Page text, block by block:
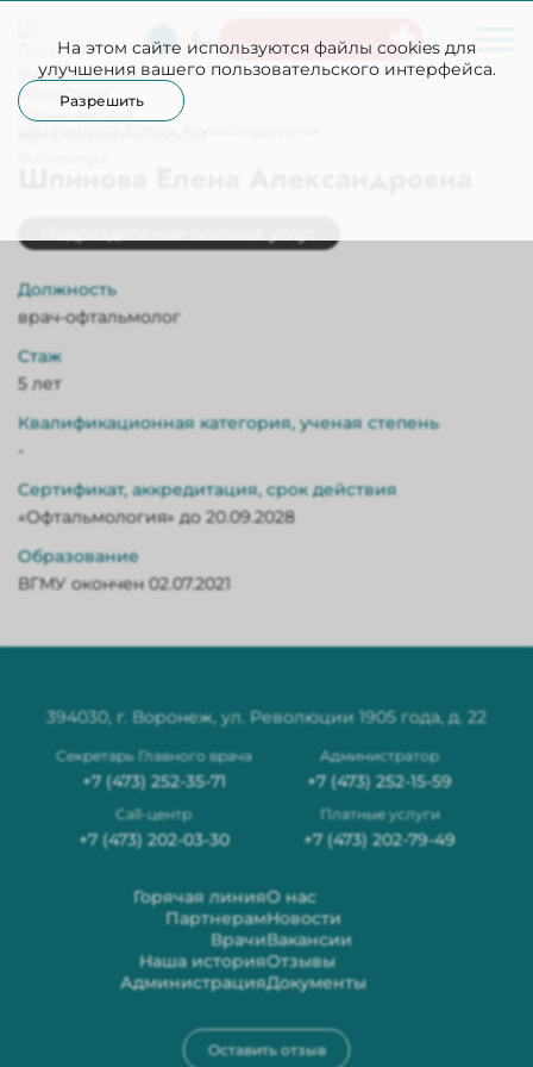
На этом сайте используются файлы cookies для
улучшения вашего пользовательского интерфейса.
Разрешить
Неотложная помощь
Должность
врач-офтальмолог
Стаж
5 лет
Квалификационная категория, ученая степень
-
Сертификат, аккредитация, срок действия
«Офтальмология» до 20.09.2028
Образование
ВГМУ окончен 02.07.2021
394030, г. Воронеж, ул. Революции 1905 года, д. 22
Секретарь Главного врача
+7 (473) 252-35-71
Администратор
+7 (473) 252-15-59
Сall-центр
+7 (473) 202-03-30
Платные услуги
+7 (473) 202-79-49
Горячая линия
Партнерам
Врачи
Наша история
Администрация
О нас
Новости
Вакансии
Отзывы
Документы
Оставить отзыв